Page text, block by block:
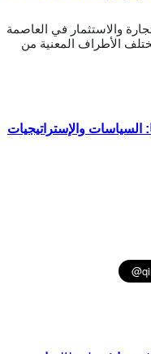
السياسات والإستراتيجيات
والاستثمار في العاصمة
الأطراف المعنية من